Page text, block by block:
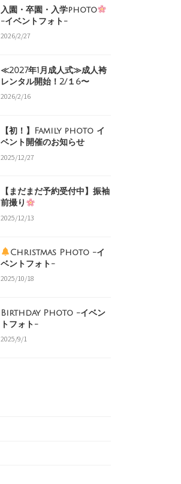
入園・卒園・入学photo
-イベントフォト-
2026/2/27
≪2027年1月成人式≫成人袴
レンタル開始！2/１6〜
2026/2/16
【初！】Family photo イ
ベント開催のお知らせ
2025/12/27
【まだまだ予約受付中】振袖
前撮り
2025/12/13
Christmas Photo -イ
ベントフォト-
2025/10/18
Birthday Photo -イベン
トフォト-
2025/9/1